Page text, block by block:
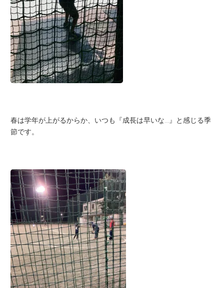
春は学年が上がるからか、いつも『成長は早いな…』と感じる季
節です。